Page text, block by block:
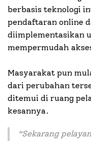
berbasis teknologi
pendaftaran online
diimplementasikan
mempermudah
Masyarakat pun
dari perubahan
ditemui di ruang
kesannya.
“Sekarang